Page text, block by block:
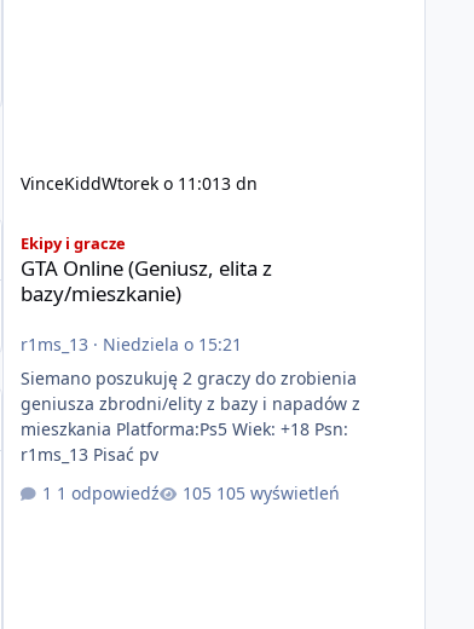
VinceKiddWtorek o 11:013 dn
GTA Online (Geniusz, elita z bazy/mieszkanie)
Ekipy i gracze
GTA Online (Geniusz, elita z
bazy/mieszkanie)
r1ms_13 · Niedziela o 15:21
Siemano poszukuję 2 graczy do zrobienia
geniusza zbrodni/elity z bazy i napadów z
mieszkania Platforma:Ps5 Wiek: +18 Psn:
r1ms_13 Pisać pv
1 odpowiedź
105 wyświetleń